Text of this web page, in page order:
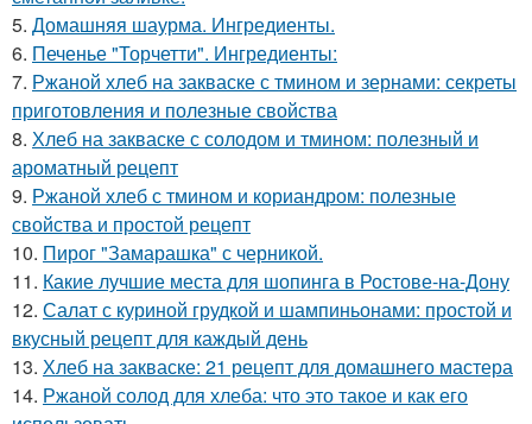
5. Домашняя шаурма. Ингредиенты.
6. Печенье "Торчетти". Ингредиенты:
7. Ржаной хлеб на закваске с тмином и зернами: секреты
приготовления и полезные свойства
8. Хлеб на закваске с солодом и тмином: полезный и
ароматный рецепт
9. Ржаной хлеб с тмином и кориандром: полезные
свойства и простой рецепт
10. Пирог "Замарашка" с черникой.
11. Какие лучшие места для шопинга в Ростове-на-Дону
12. Салат с куриной грудкой и шампиньонами: простой и
вкусный рецепт для каждый день
13. Хлеб на закваске: 21 рецепт для домашнего мастера
14. Ржаной солод для хлеба: что это такое и как его